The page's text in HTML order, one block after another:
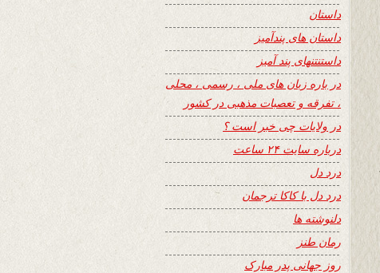
داستان
داستان های پندآمیز
داستنتنهای پند آمیز
در باره زبان های ملی ، رسمی ، محلی
، تفرقه و تعصبات مذهبی در کشور
در ولایات چی خبر است ؟
درباره سایت ۲۴ ساعت
درد دل
درد دل با کاکا ترجمان
دلنوشته ها
رمان طنز
روز جهانی پدر مبارک